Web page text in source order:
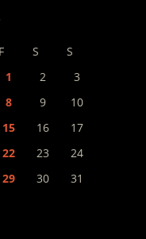
F S
S
1
2
3
8 9
10
15 16
17
22 23
24
29 30
31